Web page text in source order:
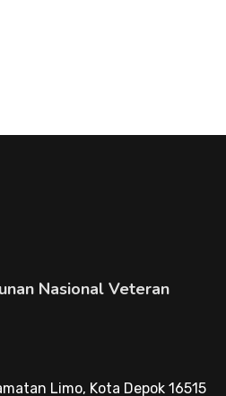
Nasional Veteran
Limo, Kota Depok 16515